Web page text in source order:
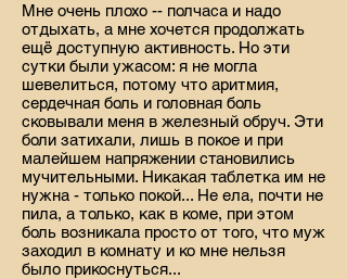
Мне очень плохо -- полчаса и надо
отдыхать, а мне хочется продолжать
ещё доступную активность. Но эти
сутки были ужасом: я не могла
шевелиться, потому что аритмия,
сердечная боль и головная боль
сковывали меня в железный обруч. Эти
боли затихали, лишь в покое и при
малейшем напряжении становились
мучительными. Никакая таблетка им не
нужна - только покой... Не ела, почти не
пила, а только, как в коме, при этом
боль возникала просто от того, что муж
заходил в комнату и ко мне нельзя
было прикоснуться...